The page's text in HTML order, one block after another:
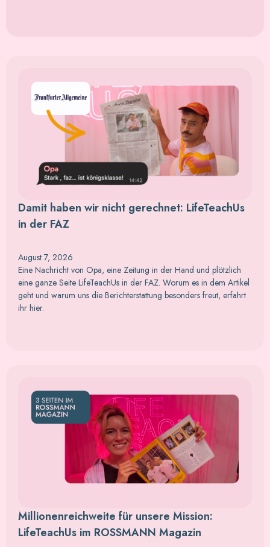
Damit haben wir nicht gerechnet: LifeTeachUs
in der FAZ
August 7, 2026
Eine Nachricht von Opa, eine Zeitung in der Hand und plötzlich
eine ganze Seite LifeTeachUs in der FAZ. Worum es in dem Artikel
geht und warum uns die Berichterstattung besonders freut, erfahrt
ihr hier.
Millionenreichweite für unsere Mission:
LifeTeachUs im ROSSMANN Magazin